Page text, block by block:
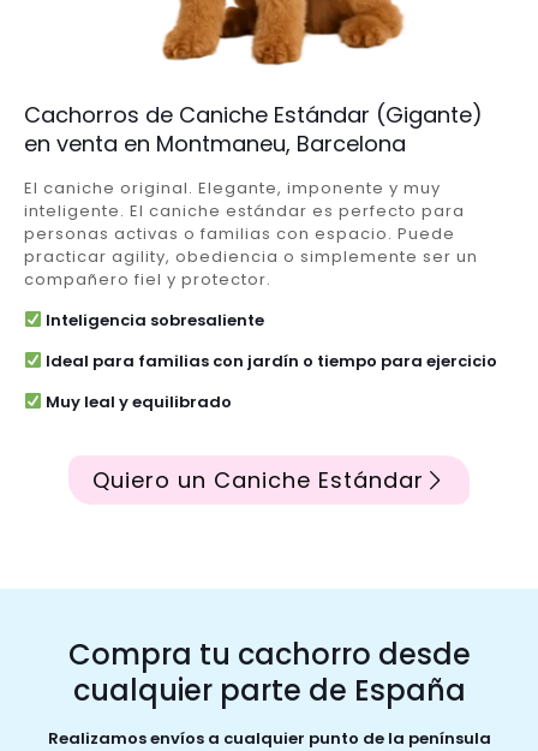
Cachorros de Caniche Estándar (Gigante)
en venta en Montmaneu, Barcelona
El caniche original. Elegante, imponente y muy
inteligente. El caniche estándar es perfecto para
personas activas o familias con espacio. Puede
practicar agility, obediencia o simplemente ser un
compañero fiel y protector.
Inteligencia sobresaliente
Ideal para familias con jardín o tiempo para ejercicio
Muy leal y equilibrado
Quiero un Caniche Estándar
Compra tu cachorro desde
cualquier parte de España
Realizamos envíos a cualquier punto de la península